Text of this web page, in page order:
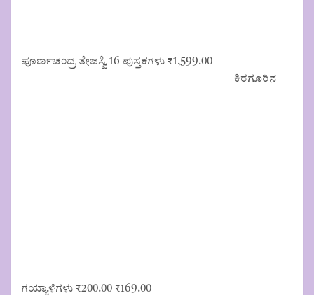
ಪೂರ್ಣಚಂದ್ರ ತೇಜಸ್ವಿ 16 ಪುಸ್ತಕಗಳು ₹1,599.00
ಕಿರಗೂರಿನ
ಗಯ್ಯಾಳಿಗಳು ₹200.00 Original
₹169.00Current